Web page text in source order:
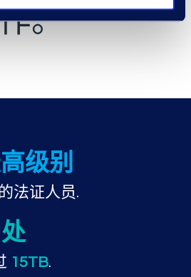
。
级别
法证人员.
15TB.